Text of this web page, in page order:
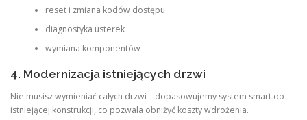
reset i zmiana kodów dostępu
diagnostyka usterek
wymiana komponentów
4. Modernizacja istniejących drzwi
Nie musisz wymieniać całych drzwi – dopasowujemy system smart do
istniejącej konstrukcji, co pozwala obniżyć koszty wdrożenia.